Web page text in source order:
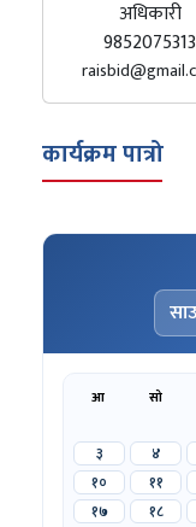
अधिकारी
9852075313
कार्यक्रम पात्रो
आ सो
३
४
१०
११
१७
१८